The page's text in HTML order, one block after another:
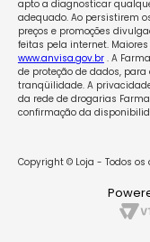
apto a diagnosticar
adequado. Ao persistirem
preços e promoções
feitas pela internet.
www.anvisa.gov.br. A
de proteção de dados,
tranqüilidade. A
da rede de drogarias
confirmação da
Copyright © Loja - Todos